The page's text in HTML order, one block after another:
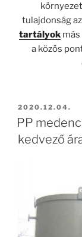
tulajdonság
tartályok
a közös
BEKÜLDVE:
2020.12.04.
PP
kedvező